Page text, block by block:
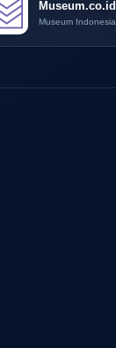
Museum.co.id
Museum Indonesia